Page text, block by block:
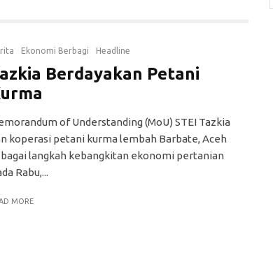
Ekonomi Berbagi Headline
Berdayakan Petani
of Understanding (MoU) STEI Tazkia
koperasi petani kurma lembah Barbate, Aceh
langkah kebangkitan ekonomi pertanian
Rabu,...
MORE